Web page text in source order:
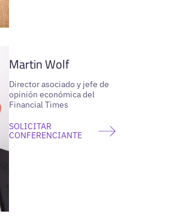
Martin Wolf
Director asociado y jefe de
opinión económica del
Financial Times
SOLICITAR
CONFERENCIANTE